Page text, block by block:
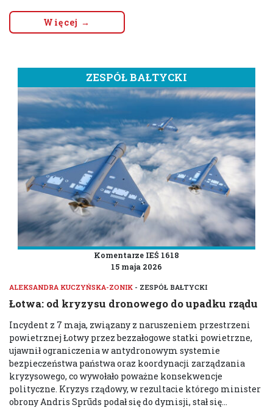
Więcej →
ZESPÓŁ BAŁTYCKI
Komentarze IEŚ 1618
15 maja 2026
ALEKSANDRA KUCZYŃSKA-ZONIK - ZESPÓŁ BAŁTYCKI
Łotwa: od kryzysu dronowego do upadku rządu
Incydent z 7 maja, związany z naruszeniem przestrzeni
powietrznej Łotwy przez bezzałogowe statki powietrzne,
ujawnił ograniczenia w antydronowym systemie
bezpieczeństwa państwa oraz koordynacji zarządzania
kryzysowego, co wywołało poważne konsekwencje
polityczne. Kryzys rządowy, w rezultacie którego minister
obrony Andris Sprūds podał się do dymisji, stał się...